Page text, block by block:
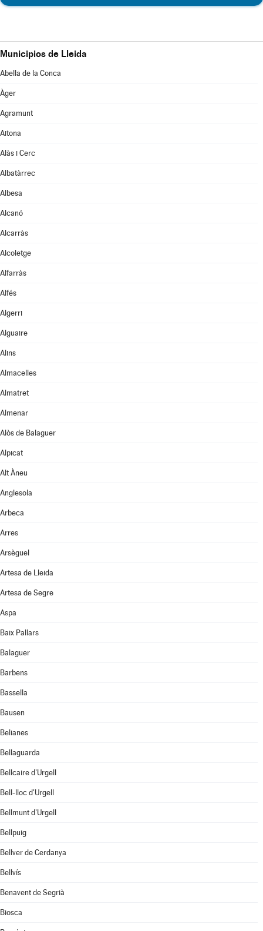
Municipios de Lleida
Abella de la Conca
Àger
Agramunt
Aitona
Alàs i Cerc
Albatàrrec
Albesa
Alcanó
Alcarràs
Alcoletge
Alfarràs
Alfés
Algerri
Alguaire
Alins
Almacelles
Almatret
Almenar
Alòs de Balaguer
Alpicat
Alt Àneu
Anglesola
Arbeca
Arres
Arsèguel
Artesa de Lleida
Artesa de Segre
Aspa
Baix Pallars
Balaguer
Barbens
Bassella
Bausen
Belianes
Bellaguarda
Bellcaire d'Urgell
Bell-lloc d'Urgell
Bellmunt d'Urgell
Bellpuig
Bellver de Cerdanya
Bellvís
Benavent de Segrià
Biosca